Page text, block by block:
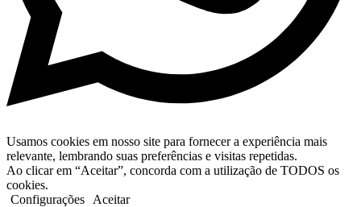
Usamos cookies em nosso site para fornecer a experiência mais
relevante, lembrando suas preferências e visitas repetidas.
Ao clicar em “Aceitar”, concorda com a utilização de TODOS os
cookies.
Configurações
Aceitar